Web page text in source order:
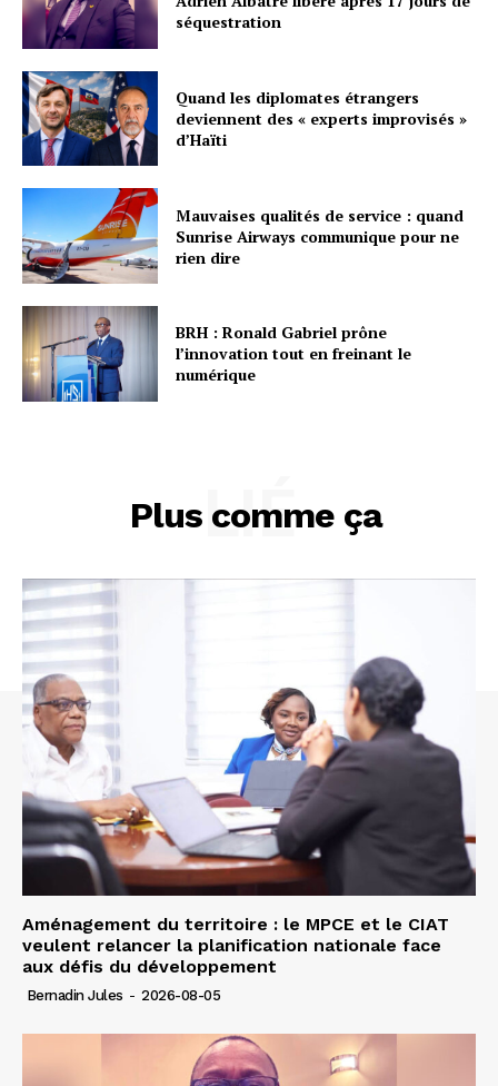
séquestration
Quand les diplomates étrangers
deviennent des « experts improvisés »
d’Haïti
Mauvaises qualités de service : quand
Sunrise Airways communique pour ne
rien dire
BRH : Ronald Gabriel prône
l’innovation tout en freinant le
numérique
Plus comme ça
LIÉ
Aménagement du territoire : le MPCE et le CIAT
veulent relancer la planification nationale face
aux défis du développement
Bernadin Jules - 2026-08-05